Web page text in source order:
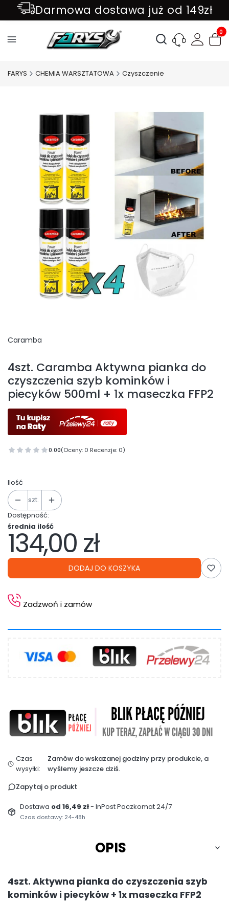
Darmowa dostawa już od 149zł
ZAPISZ SIĘ DO NEWSLETTER !!!
Otwórz
FARYS CHEMIA WARSZTATOWA Czyszczenie
Caramba
4szt. Caramba Aktywna pianka do
czyszczenia szyb kominków i
piecyków 500ml + 1x maseczka FFP2
0.00(Oceny: 0 Recenzje: 0)
Ilość
szt.
Dostępność:
średnia ilość
Cena
134,00 zł
DODAJ DO KOSZYKA
Zadzwoń i zamów
Czas
wysyłki:
Zamów do wskazanej godziny przy produkcie, a
wyślemy jeszcze dziś.
Zapytaj o produkt
Dostawa od 16,49 zł- InPost Paczkomat 24/7
Czas dostawy: 24-48h
OPIS
4szt. Aktywna pianka do czyszczenia szyb
kominków i piecyków + 1x maseczka FFP2